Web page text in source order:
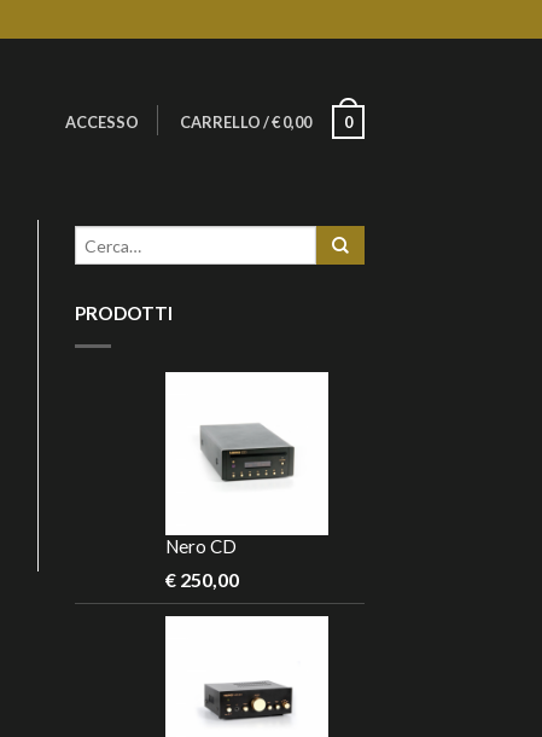
ACCESSO CARRELLO/€0,00 0
PRODOTTI
Nero CD
€ 250,00